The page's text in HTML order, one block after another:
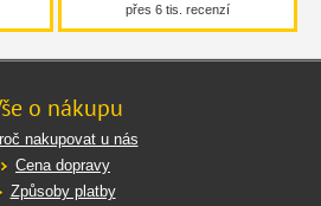
přes 6 tis. recenzí
o nákupu
nakupovat u nás
Cena dopravy
Způsoby platby